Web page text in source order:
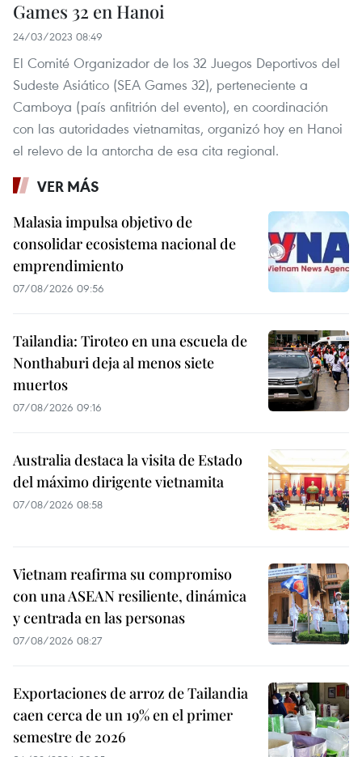
Games 32 en Hanoi
24/03/2023 08:49
El Comité Organizador de los 32 Juegos Deportivos del
Sudeste Asiático (SEA Games 32), perteneciente a
Camboya (país anfitrión del evento), en coordinación
con las autoridades vietnamitas, organizó hoy en Hanoi
el relevo de la antorcha de esa cita regional.
VER MÁS
Malasia impulsa objetivo de
consolidar ecosistema nacional de
emprendimiento
07/08/2026 09:56
Tailandia: Tiroteo en una escuela de
Nonthaburi deja al menos siete
muertos
07/08/2026 09:16
Australia destaca la visita de Estado
del máximo dirigente vietnamita
07/08/2026 08:58
Vietnam reafirma su compromiso
con una ASEAN resiliente, dinámica
y centrada en las personas
07/08/2026 08:27
Exportaciones de arroz de Tailandia
caen cerca de un 19% en el primer
semestre de 2026